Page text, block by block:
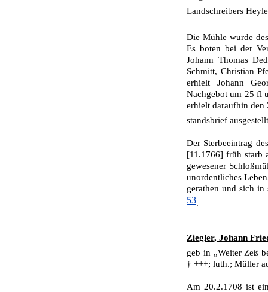
Landschreibers
Die Mühle wurde
Es boten bei der
Johann Thomas
Schmitt, Christian
erhielt Johann
Nachgebot um 25 fl
erhielt daraufhin
standsbrief
Der Sterbeeintrag
[11.1766] früh starb
gewesener
unordentliches
gerathen und sich
53.
Ziegler, Johann
geb in „Weiter Zeß
† +++; luth.; Müller
Am 20.2.1708 ist